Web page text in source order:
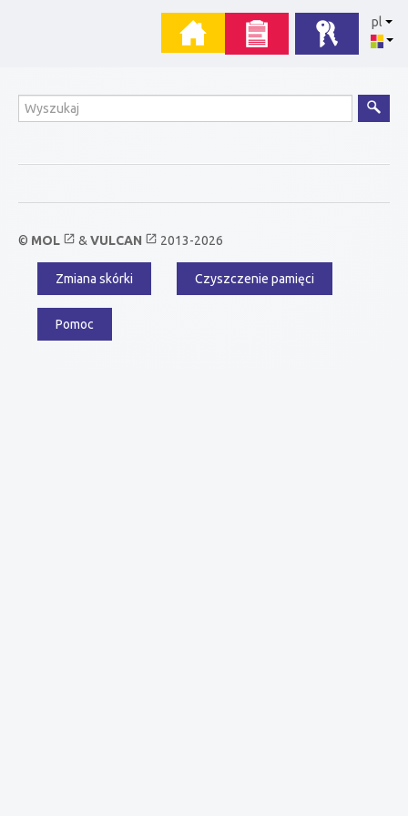
pl
Wyszukiwanie
© MOL open_in_new & VULCAN open_in_new 2013-2026
Menu
dodatkowe
Zmiana skórki Czyszczenie pamięci
Pomoc